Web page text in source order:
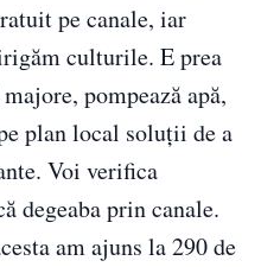
pe canale, iar
culturile. E prea
pompează apă,
plan local soluții de a
Voi verifica
degeaba prin canale.
am ajuns la 290 de